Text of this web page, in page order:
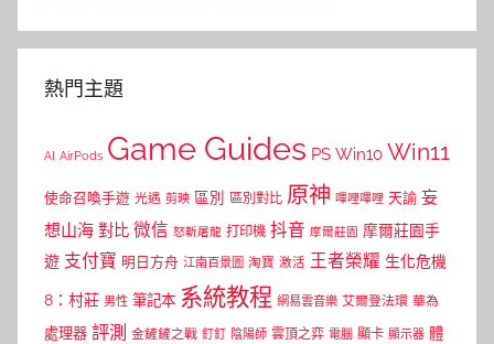
熱門主題
AI AirPods Game Guides PS Win10 Win11
使命召喚手遊 光遇 剪映 區別 區別對比 原神 嗶哩嗶哩 天諭 妄
想山海 對比 微信 怒斬屠龍 打印機 抖音 摩爾莊園 摩爾莊園手
遊 支付寶 明日方舟 江南百景圖 淘寶 激活 王者榮耀 生化危機
8：村莊 男性 筆記本 系統教程 網易雲音樂 艾爾登法環 華為
處理器 評測 金鏟鏟之戰 釘釘 陰陽師 雲頂之弈 電腦 顯卡 顯示器 體